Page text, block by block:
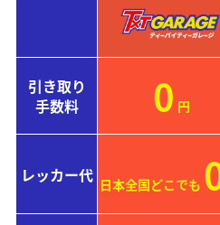
引き取り
手数料
0 円
レッカー代 日本全国どこでも